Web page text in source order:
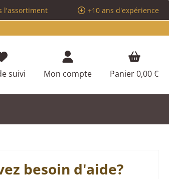
l'assortiment
+10 ans d'expérience
suivi Vous avez 0 articles dans votre liste
Mon compte Panier0,00 €
besoin d'aide?